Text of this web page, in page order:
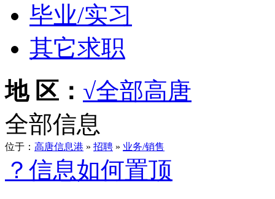
毕业/实习
其它求职
地 区： √全部高唐
全部信息
位于： 高唐信息港 » 招聘 » 业务/销售
？信息如何置顶